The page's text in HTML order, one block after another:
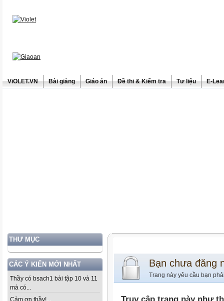
ViOLET.VN Bài giảng Giáo án Đề thi & Kiểm tra Tư liệu E-
THƯ MỤC
CÁC Ý KIẾN MỚI NHẤT
Thầy có bsach1 bài tập 10 và 11
mà có...
Cảm ơn thầy!...
Bạn chưa đăng
Trang này yêu cầu bạn
Truy cập trang này như